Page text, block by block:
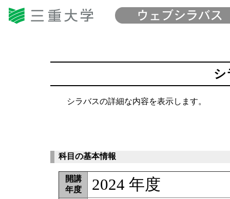
シ
シラバスの詳細な内容を表示します。
科目の基本情報
開講
年度
2024 年度